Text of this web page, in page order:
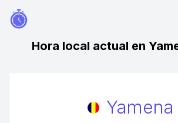
Hora local actual en
Yamena